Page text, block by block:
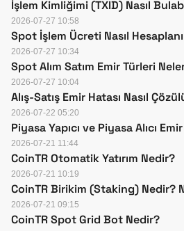
İşlem Kimliğimi (TXID) Nasıl
2026-07-27 10:58
Spot İşlem Ücreti Nasıl
2026-07-27 10:34
Spot Alım Satım Emir Türleri
2026-07-27 10:04
Alış-Satış Emir Hatası Nasıl
2026-07-22 05:20
Piyasa Yapıcı ve Piyasa Alıcı
2026-07-21 11:44
CoinTR Otomatik Yatırım Nedir?
2026-07-21 10:19
CoinTR Birikim (Staking) Nedir?
2026-07-21 09:15
CoinTR Spot Grid Bot Nedir?